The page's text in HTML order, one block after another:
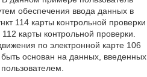
обеспечения ввода данных в
114 карты контрольной проверки
карты контрольной проверки.
по электронной карте 106
основан на данных, введенных